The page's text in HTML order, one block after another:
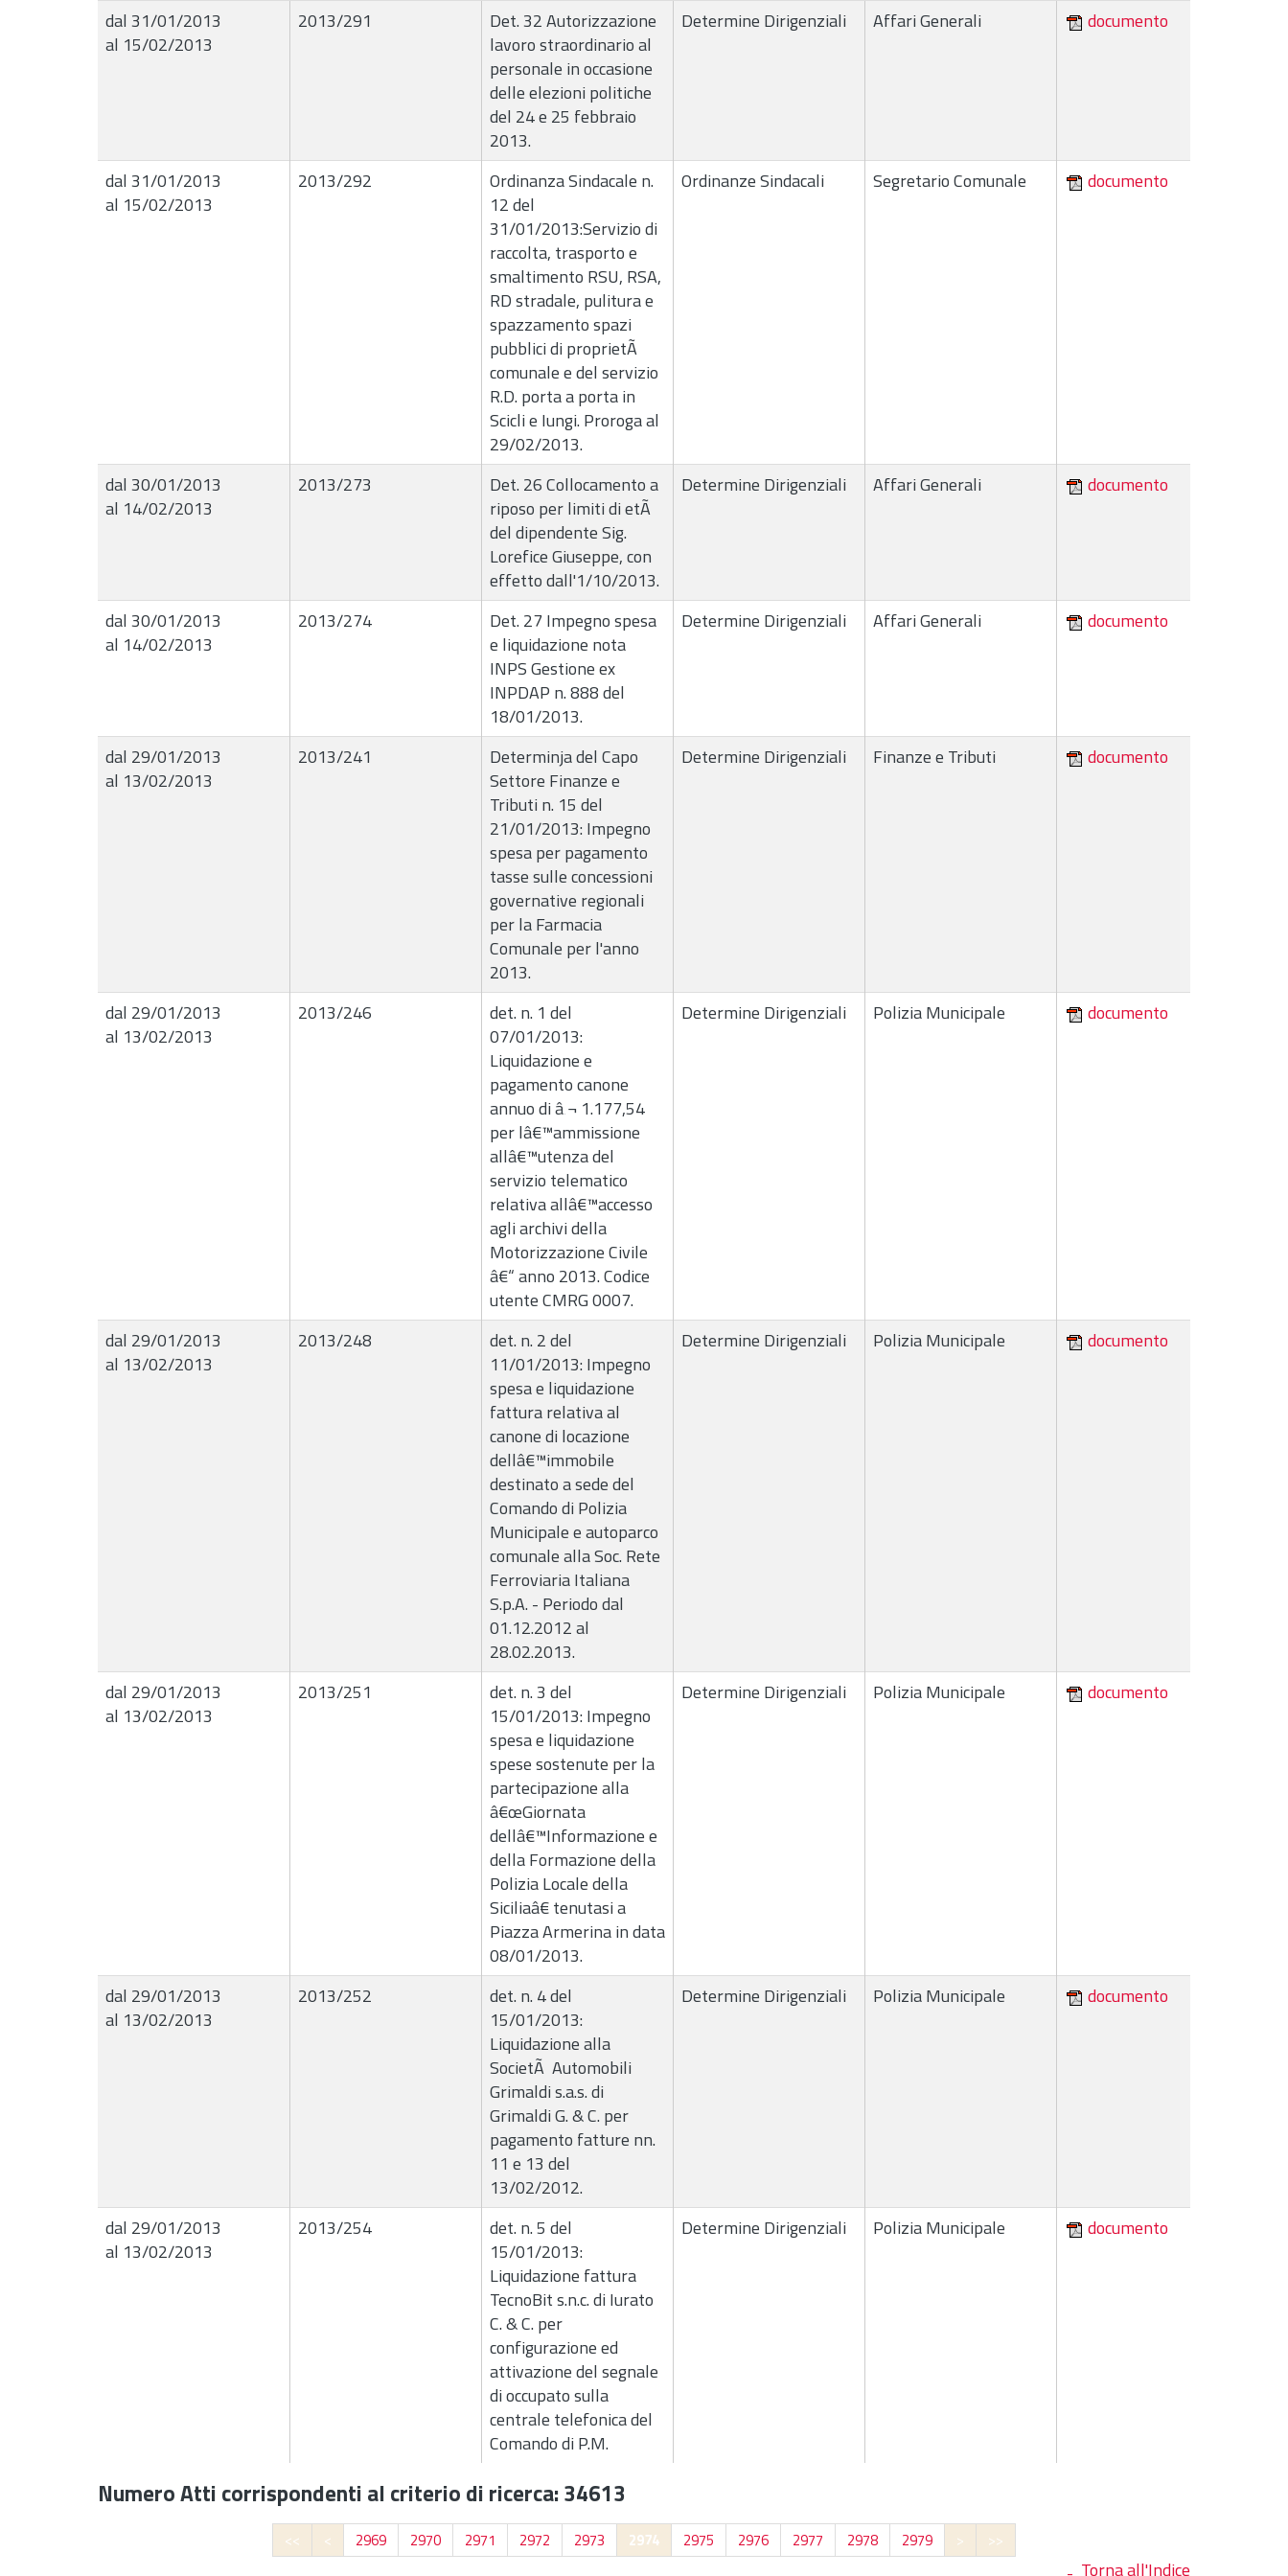
dal 31/01/2013
al 15/02/2013
2013/291
Det. 32 Autorizzazione
lavoro straordinario al
personale in occasione
delle elezioni politiche
del 24 e 25 febbraio
2013.
Determine Dirigenziali Affari Generali documento
dal 31/01/2013
al 15/02/2013
2013/292
Ordinanza Sindacale n.
12 del
31/01/2013:Servizio di
raccolta, trasporto e
smaltimento RSU, RSA,
RD stradale, pulitura e
spazzamento spazi
pubblici di proprietÃ
comunale e del servizio
R.D. porta a porta in
Scicli e Iungi. Proroga al
29/02/2013.
Ordinanze Sindacali Segretario Comunale documento
dal 30/01/2013
al 14/02/2013
2013/273
Det. 26 Collocamento a
riposo per limiti di etÃ
del dipendente Sig.
Lorefice Giuseppe, con
effetto dall'1/10/2013.
Determine Dirigenziali Affari Generali documento
dal 30/01/2013
al 14/02/2013
2013/274
Det. 27 Impegno spesa
e liquidazione nota
INPS Gestione ex
INPDAP n. 888 del
18/01/2013.
Determine Dirigenziali Affari Generali documento
dal 29/01/2013
al 13/02/2013
2013/241
Determinja del Capo
Settore Finanze e
Tributi n. 15 del
21/01/2013: Impegno
spesa per pagamento
tasse sulle concessioni
governative regionali
per la Farmacia
Comunale per l'anno
2013.
Determine Dirigenziali Finanze e Tributi documento
dal 29/01/2013
al 13/02/2013
2013/246
det. n. 1 del
07/01/2013:
Liquidazione e
pagamento canone
annuo di â‚¬ 1.177,54
per lâ€™ammissione
allâ€™utenza del
servizio telematico
relativa allâ€™accesso
agli archivi della
Motorizzazione Civile
â€“ anno 2013. Codice
utente CMRG 0007.
Determine Dirigenziali Polizia Municipale documento
dal 29/01/2013
al 13/02/2013
2013/248
det. n. 2 del
11/01/2013: Impegno
spesa e liquidazione
fattura relativa al
canone di locazione
dellâ€™immobile
destinato a sede del
Comando di Polizia
Municipale e autoparco
comunale alla Soc. Rete
Ferroviaria Italiana
S.p.A. - Periodo dal
01.12.2012 al
28.02.2013.
Determine Dirigenziali Polizia Municipale documento
dal 29/01/2013
al 13/02/2013
2013/251
det. n. 3 del
15/01/2013: Impegno
spesa e liquidazione
spese sostenute per la
partecipazione alla
â€œGiornata
dellâ€™Informazione e
della Formazione della
Polizia Locale della
Siciliaâ€ tenutasi a
Piazza Armerina in data
08/01/2013.
Determine Dirigenziali Polizia Municipale documento
dal 29/01/2013
al 13/02/2013
2013/252
det. n. 4 del
15/01/2013:
Liquidazione alla
SocietÃ Automobili
Grimaldi s.a.s. di
Grimaldi G. & C. per
pagamento fatture nn.
11 e 13 del
13/02/2012.
Determine Dirigenziali Polizia Municipale documento
dal 29/01/2013
al 13/02/2013
2013/254
det. n. 5 del
15/01/2013:
Liquidazione fattura
TecnoBit s.n.c. di Iurato
C. & C. per
configurazione ed
attivazione del segnale
di occupato sulla
centrale telefonica del
Comando di P.M.
Determine Dirigenziali Polizia Municipale documento
Numero Atti corrispondenti al criterio di ricerca: 34613
<< < 2969 2970 2971 2972 2973 2974 2975 2976 2977 2978 2979 > >>
Torna all'Indice